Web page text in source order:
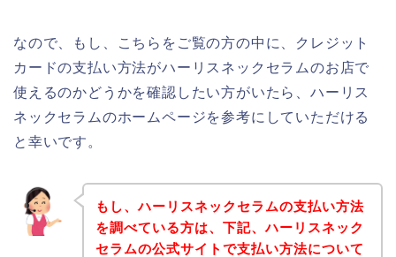
なので、もし、こちらをご覧の方の中に、クレジット
カードの支払い方法がハーリスネックセラムのお店で
使えるのかどうかを確認したい方がいたら、ハーリス
ネックセラムのホームページを参考にしていただける
と幸いです。
もし、ハーリスネックセラムの支払い方法
を調べている方は、下記、ハーリスネック
セラムの公式サイトで支払い方法について